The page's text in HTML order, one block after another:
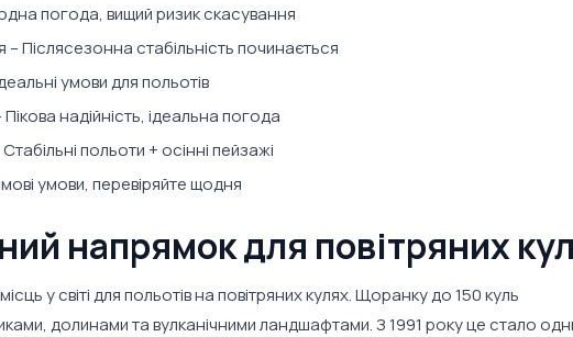
погода, вищий ризик скасування
Післясезонна стабільність починається
умови для польотів
надійність, ідеальна погода
польоти + осінні пейзажі
умови, перевіряйте щодня
напрямок для повітряних
у світі для польотів на повітряних кулях. Щоранку до 150 куль
долинами та вулканічними ландшафтами. З 1991 року це стало